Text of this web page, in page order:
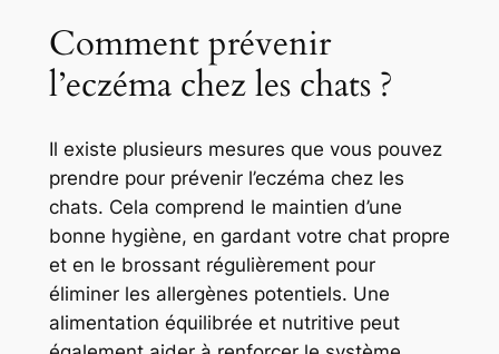
Comment prévenir
l’eczéma chez les chats ?
Il existe plusieurs mesures que vous pouvez
prendre pour prévenir l’eczéma chez les
chats. Cela comprend le maintien d’une
bonne hygiène, en gardant votre chat propre
et en le brossant régulièrement pour
éliminer les allergènes potentiels. Une
alimentation équilibrée et nutritive peut